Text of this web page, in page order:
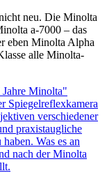
neu. Die Minolta
a-7000 – das
eben Minolta Alpha
alle Minolta-
Minolta"
Spiegelreflexkamera
verschiedener
praxistaugliche
Was es an
nach der Minolta